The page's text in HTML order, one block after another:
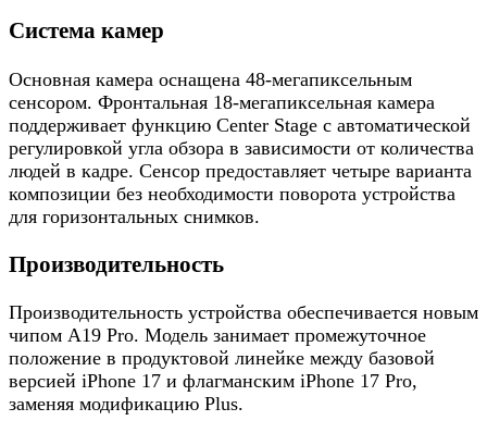
Система камер
Основная камера оснащена 48-мегапиксельным
сенсором. Фронтальная 18-мегапиксельная камера
поддерживает функцию Center Stage с автоматической
регулировкой угла обзора в зависимости от количества
людей в кадре. Сенсор предоставляет четыре варианта
композиции без необходимости поворота устройства
для горизонтальных снимков.
Производительность
Производительность устройства обеспечивается новым
чипом A19 Pro. Модель занимает промежуточное
положение в продуктовой линейке между базовой
версией iPhone 17 и флагманским iPhone 17 Pro,
заменяя модификацию Plus.